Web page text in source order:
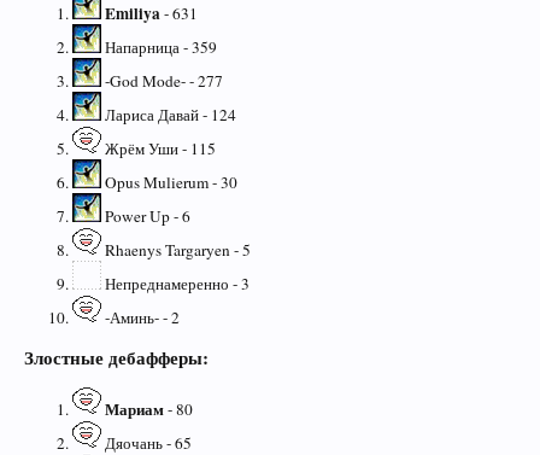
Emiliya- 631
Напарница - 359
-God Mode- - 277
Лариса Давай - 124
Жрём Уши - 115
Opus Mulierum - 30
Power Up - 6
Rhaenys Targaryen - 5
Непреднамеренно - 3
-Аминь- - 2
Злостные дебафферы:
Мариам- 80
Дяочань - 65